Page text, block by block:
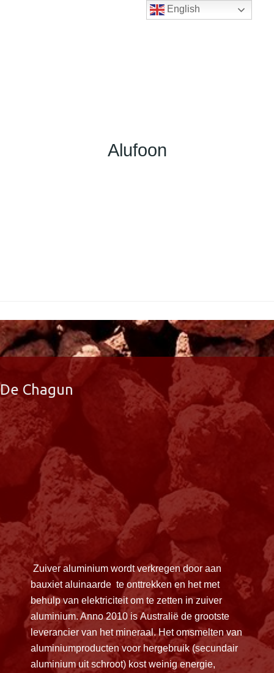
Alufoon
De Chagun
Zuiver aluminium wordt verkregen door aan
bauxiet aluinaarde te onttrekken en het met
behulp van elektriciteit om te zetten in zuiver
aluminium. Anno 2010 is Australië de grootste
leverancier van het mineraal. Het omsmelten van
aluminiumproducten voor hergebruik (secundair
aluminium uit schroot) kost weinig energie,
English